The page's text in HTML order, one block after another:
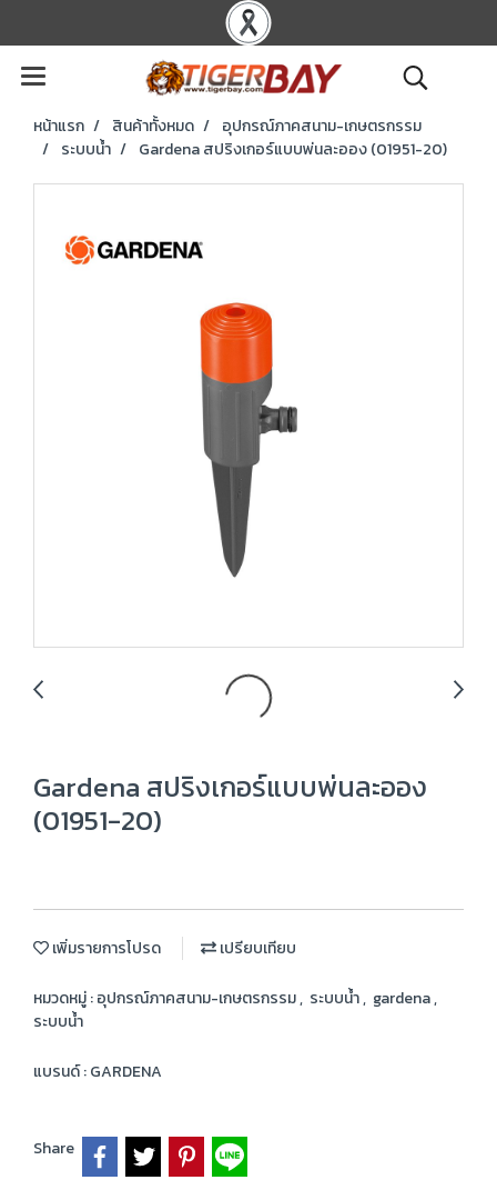
หน้าแรก สินค้าทั้งหมด
อุปกรณ์ภาคสนาม-เกษตรกรรม
ระบบน้ำ
Gardena สปริงเกอร์แบบพ่นละออง (01951-20)
Gardena สปริงเกอร์แบบพ่นละออง
(01951-20)
เพิ่มรายการโปรด เปรียบเทียบ
หมวดหมู่ :อุปกรณ์ภาคสนาม-เกษตรกรรม, ระบบน้ำ, gardena,
ระบบน้ำ
แบรนด์ :GARDENA
Share